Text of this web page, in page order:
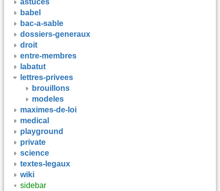
babel
bac-a-sable
dossiers-generaux
droit
entre-membres
labatut
lettres-privees
brouillons
modeles
maximes-de-loi
medical
playground
private
science
textes-legaux
wiki
sidebar